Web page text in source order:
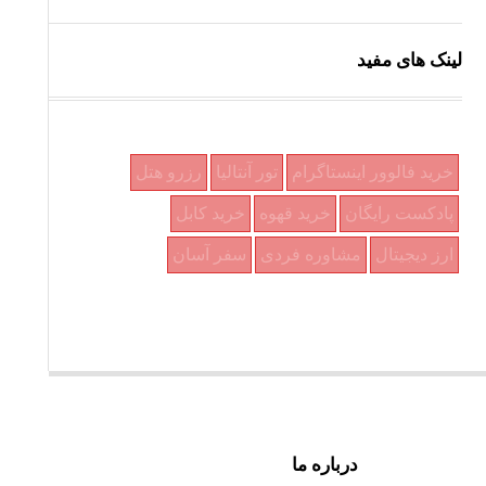
لینک های مفید
خرید فالوور اینستاگرام تور آنتالیا رزرو هتل
پادکست رایگان خرید قهوه خرید کابل
ارز دیجیتال مشاوره فردی سفر آسان
درباره ما